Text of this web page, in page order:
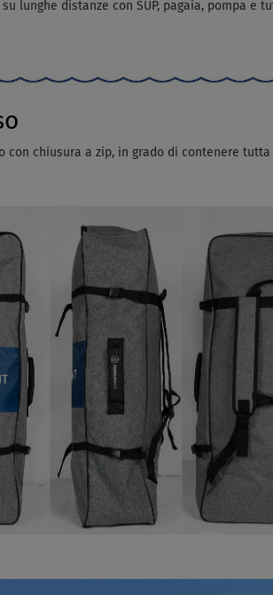
lunghe distanze con SUP, pagaia, pompa e
con chiusura a zip, in grado di contenere tutta